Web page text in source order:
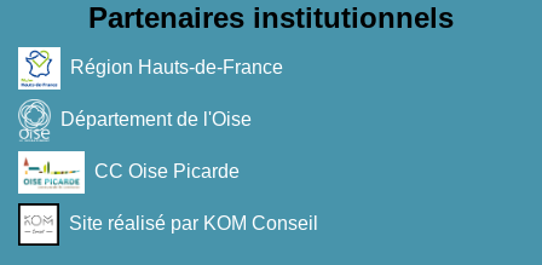
Partenaires institutionnels
Région Hauts-de-France
Département de l'Oise
CC Oise Picarde
Site réalisé par KOM Conseil